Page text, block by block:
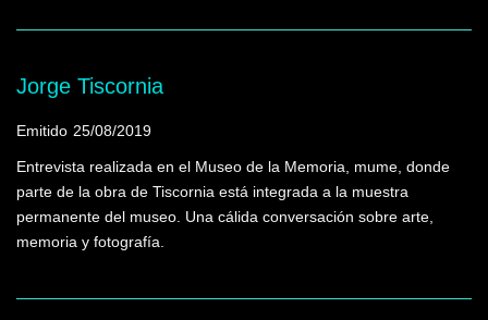
Jorge Tiscornia
Emitido 25/08/2019
Entrevista realizada en el Museo de la Memoria, mume, donde
parte de la obra de Tiscornia está integrada a la muestra
permanente del museo. Una cálida conversación sobre arte,
memoria y fotografía.